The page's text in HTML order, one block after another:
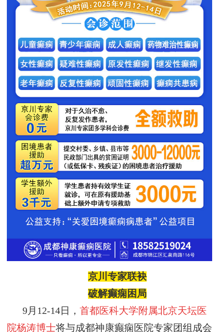
京川专家联袂
破解癫痫困局
9月12-14日， 首都医科大学附属北京天坛医
院杨涛博士将与成都神康癫痫医院专家团组成会